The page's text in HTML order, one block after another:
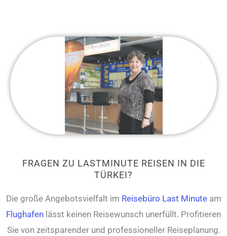
FRAGEN ZU LASTMINUTE REISEN IN DIE
TÜRKEI?
Die große Angebotsvielfalt im Reisebüro Last Minuteam
Flughafen lässt keinen Reisewunsch unerfüllt. Profitieren
Sie von zeitsparender und professioneller Reiseplanung.